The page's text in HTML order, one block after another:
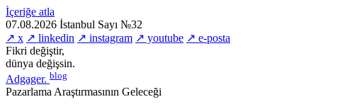
İçeriğe atla
07.08.2026 İstanbul Sayı №32
↗ x ↗ linkedin ↗ instagram ↗ youtube ↗ e-posta
Fikri değiştir,
dünya değişsin.
Adgager. blog
Pazarlama Araştırmasının Geleceği